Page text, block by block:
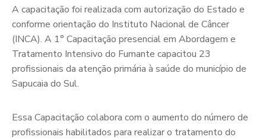
A capacitação foi realizada com autorização do Estado e
conforme orientação do Instituto Nacional de Câncer
(INCA). A 1° Capacitação presencial em Abordagem e
Tratamento Intensivo do Fumante capacitou 23
profissionais da atenção primária à saúde do município de
Sapucaia do Sul.
Essa Capacitação colabora com o aumento do número de
profissionais habilitados para realizar o tratamento do